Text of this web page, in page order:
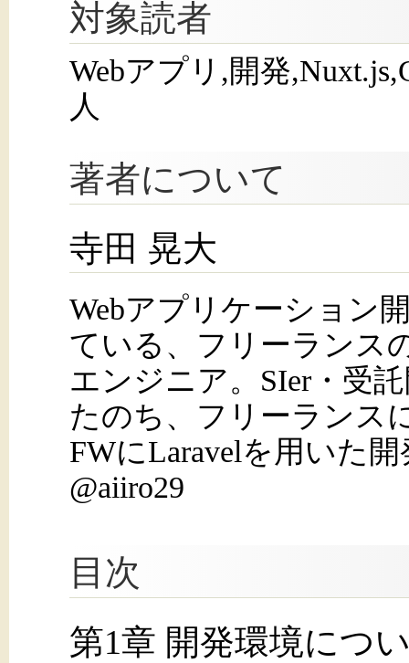
対象読者
Webアプリ,開発
人
著者について
寺田 晃大
Webアプリケーション
ている、フリーランス
エンジニア。SIer・受
たのち、フリーランス
FWにLaravelを用いた
@aiiro29
目次
第1章 開発環境につ